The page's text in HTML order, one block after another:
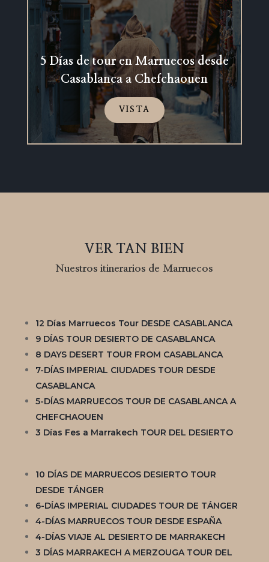
5 Días de tour en Marruecos desde
Casablanca a Chefchaouen
VISTA
VER TAN BIEN
Nuestros itinerarios de Marruecos
12 Días Marruecos Tour DESDE CASABLANCA
9 DÍAS TOUR DESIERTO DE CASABLANCA
8 DAYS DESERT TOUR FROM CASABLANCA
7-DÍAS IMPERIAL CIUDADES TOUR DESDE
CASABLANCA
5-DÍAS MARRUECOS TOUR DE CASABLANCA A
CHEFCHAOUEN
3 Días Fes a Marrakech TOUR DEL DESIERTO
10 DÍAS DE MARRUECOS DESIERTO TOUR
DESDE TÁNGER
6-DÍAS IMPERIAL CIUDADES TOUR DE TÁNGER
4-DÍAS MARRUECOS TOUR DESDE ESPAÑA
4-DÍAS VIAJE AL DESIERTO DE MARRAKECH
3 DÍAS MARRAKECH A MERZOUGA TOUR DEL